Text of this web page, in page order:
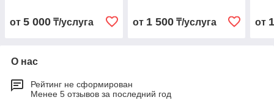
от 5 000 ₸/услуга от 1 500₸/услуга от
О нас
Рейтинг не сформирован
Менее 5 отзывов за последний год